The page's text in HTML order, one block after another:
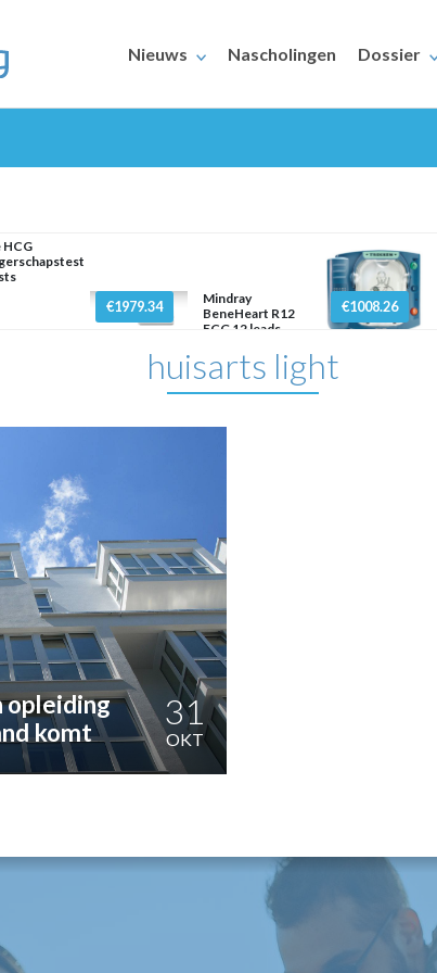
Nieuws Nascholingen Dossier
€1979.34
Mindray
BeneHeart R12
ECG 12 leads
€1008.26
huisarts light
opleiding
komt
31
OKT